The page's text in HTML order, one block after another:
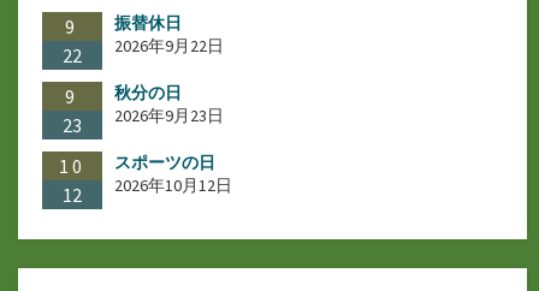
9
22
振替休日
2026年9月22日
9
23
秋分の日
2026年9月23日
10
12
スポーツの日
2026年10月12日